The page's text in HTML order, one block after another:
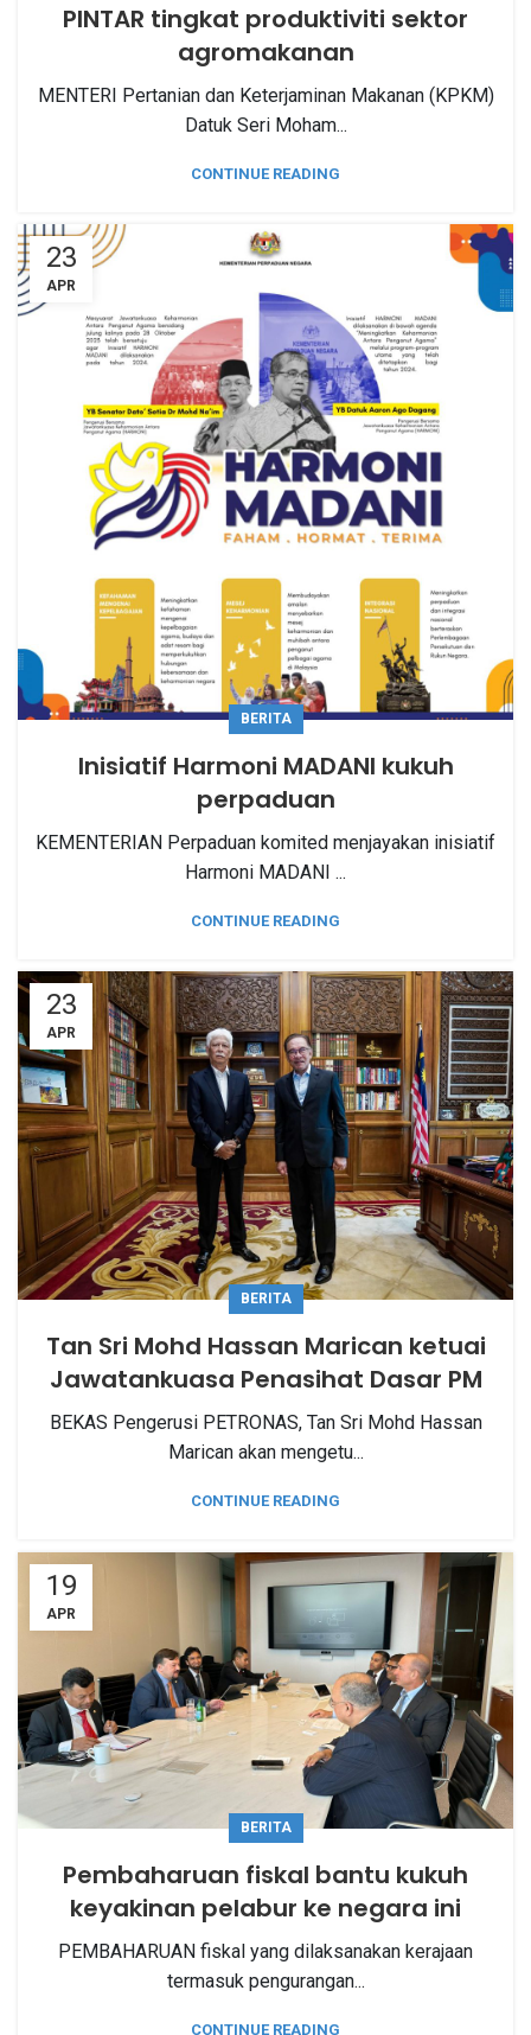
PINTAR tingkat produktiviti sektor
agromakanan
MENTERI Pertanian dan Keterjaminan Makanan (KPKM)
Datuk Seri Moham...
CONTINUE READING
23
APR
BERITA
Inisiatif Harmoni MADANI kukuh
perpaduan
KEMENTERIAN Perpaduan komited menjayakan inisiatif
Harmoni MADANI ...
CONTINUE READING
23
APR
BERITA
Tan Sri Mohd Hassan Marican ketuai
Jawatankuasa Penasihat Dasar PM
BEKAS Pengerusi PETRONAS, Tan Sri Mohd Hassan
Marican akan mengetu...
CONTINUE READING
19
APR
BERITA
Pembaharuan fiskal bantu kukuh
keyakinan pelabur ke negara ini
PEMBAHARUAN fiskal yang dilaksanakan kerajaan
termasuk pengurangan...
CONTINUE READING